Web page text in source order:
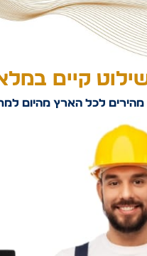
קיים
לכל הארץ מהיום